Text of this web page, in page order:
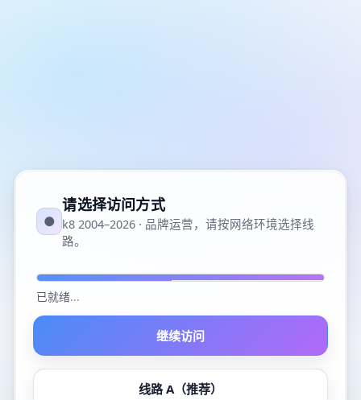
●
请选择访问方式
k8 2004–2026 · 品牌运营，请按网络环境选择线
路。
已就绪...
继续访问
线路 A（推荐）